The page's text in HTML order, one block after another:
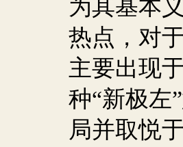
为其基本
热点，对
主要出现
种“新极左
局并取悦